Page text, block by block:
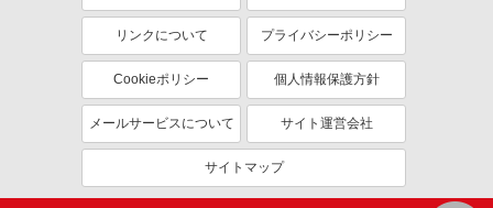
リンクについて プライバシーポリシー
Cookieポリシー 個人情報保護方針
メールサービスについて サイト運営会社
サイトマップ